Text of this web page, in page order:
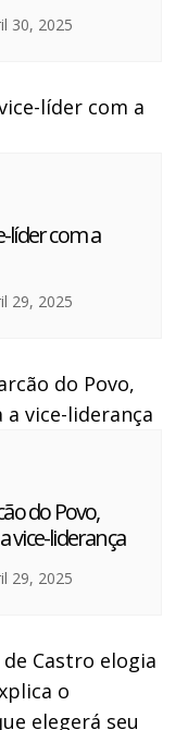
30, 2025
líder com a
29, 2025
do Povo,
vice-liderança
29, 2025